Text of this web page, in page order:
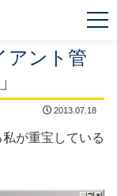
アント管
2013.07.18
が重宝している